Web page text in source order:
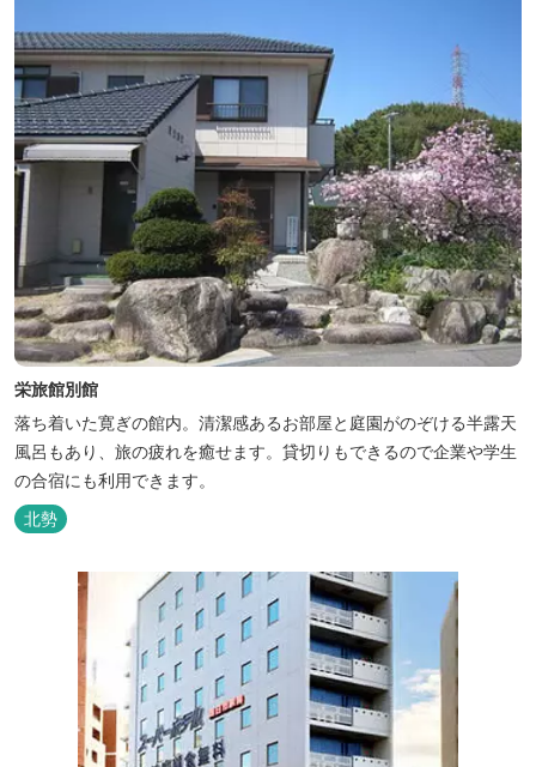
栄旅館別館
落ち着いた寛ぎの館内。清潔感あるお部屋と庭園がのぞける半露天
風呂もあり、旅の疲れを癒せます。貸切りもできるので企業や学生
の合宿にも利用できます。
北勢